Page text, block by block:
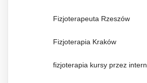
Fizjoterapeuta Rzeszów
Fizjoterapia Kraków
fizjoterapia kursy przez